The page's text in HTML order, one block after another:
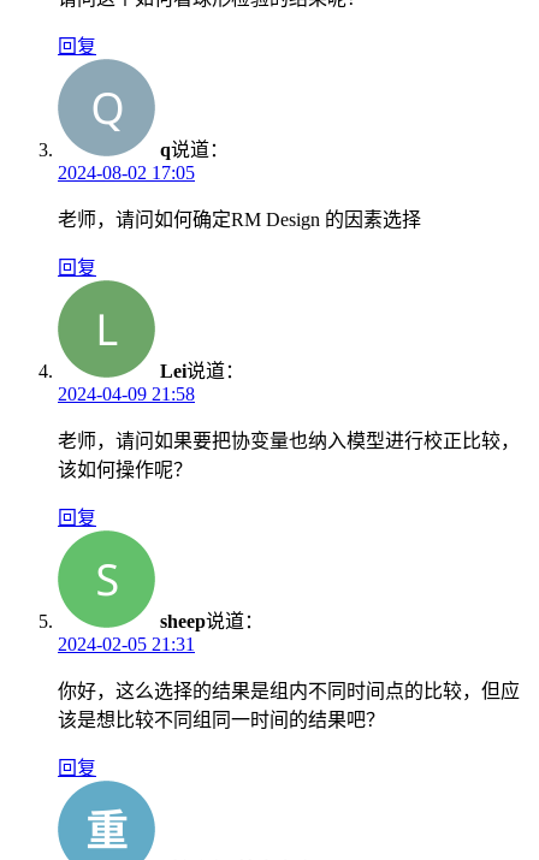
回复
q说道：
2024-08-02 17:05
老师，请问如何确定RM Design 的因素选择
回复
Lei说道：
2024-04-09 21:58
老师，请问如果要把协变量也纳入模型进行校正比较，
该如何操作呢？
回复
sheep说道：
2024-02-05 21:31
你好，这么选择的结果是组内不同时间点的比较，但应
该是想比较不同组同一时间的结果吧？
回复